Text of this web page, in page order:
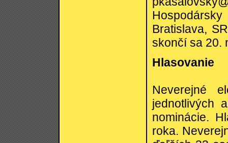
Bratislava,
skončí sa 20.
Hlasovanie
Neverejné
jednotlivých
nominácie.
roka.